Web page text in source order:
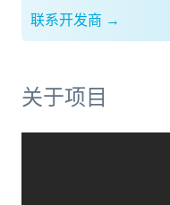
联系开发商 →
关于项目